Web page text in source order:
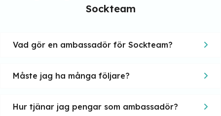
Sockteam
Vad gör en ambassadör för Sockteam?
Måste jag ha många följare?
Hur tjänar jag pengar som ambassadör?